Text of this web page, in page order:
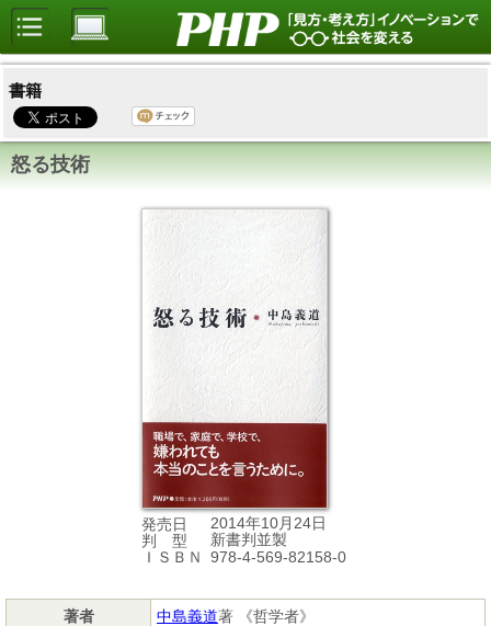
書籍
怒る技術
発売日
2014年10月24日
判 型
新書判並製
ＩＳＢＮ
978-4-569-82158-0
著者 中島義道著 《哲学者》